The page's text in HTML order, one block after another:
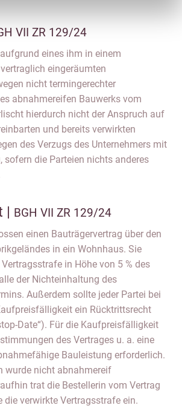
VII ZR 129/24
eines ihm in einem
eingeräumten
nicht termingerechter
abnahmereifen Bauwerks vom
hierdurch nicht der Anspruch auf
und bereits verwirkten
des Verzugs des Unternehmers mit
sofern die Parteien nichts anderes
| BGH VII ZR 129/24
einen Bauträgervertrag über den
in ein Wohnhaus. Sie
in Höhe von 5 % des
der Nichteinhaltung des
Außerdem sollte jeder Partei bei
ein Rücktrittsrecht
Date“). Für die Kaufpreisfälligkeit
des Vertrages u. a. eine
Bauleistung erforderlich.
wurde nicht abnahmereif
trat die Bestellerin vom Vertrag
die verwirkte Vertragsstrafe ein.